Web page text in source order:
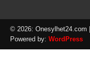
© 2026: Onesylhet24.com
Powered by: WordPress